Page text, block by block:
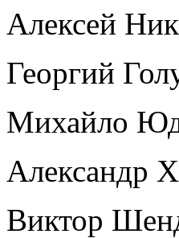
Алексей
Георгий
Михайло
Александр
Виктор